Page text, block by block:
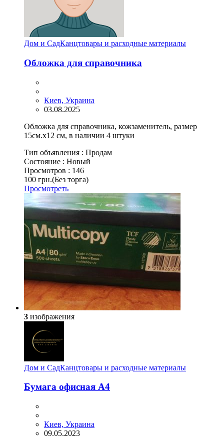
Дом и СадКанцтовары и расходные материалы
Обложка для справочника
Киев, Украина
03.08.2025
Обложка для справочника, кожзаменитель, размер
15см.х12 см, в наличии 4 штуки
Тип объявления : Продам
Состояние : Новый
Просмотров : 146
100 грн.(Без торга)
Просмотреть
3 изображения
Дом и СадКанцтовары и расходные материалы
Бумага офисная А4
Киев, Украина
09.05.2023